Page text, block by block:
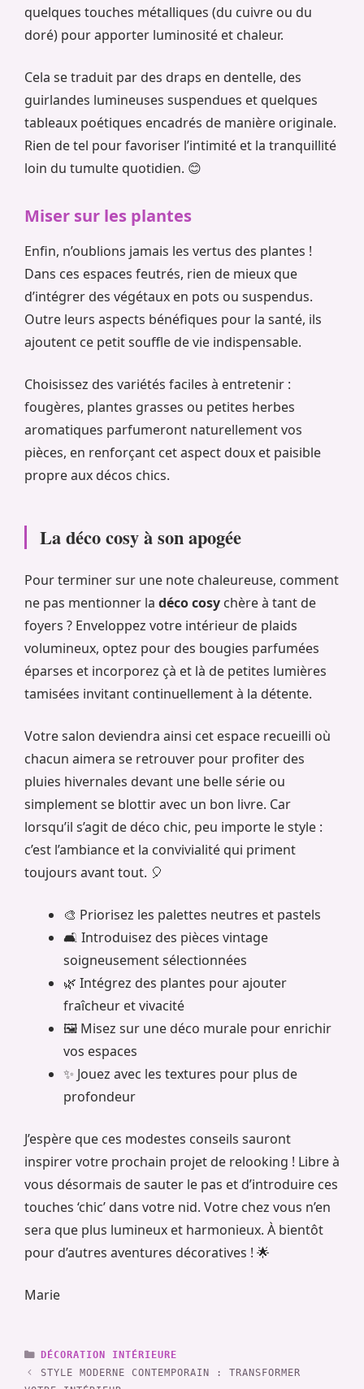
quelques touches métalliques (du cuivre ou du
doré) pour apporter luminosité et chaleur.
Cela se traduit par des draps en dentelle, des
guirlandes lumineuses suspendues et quelques
tableaux poétiques encadrés de manière originale.
Rien de tel pour favoriser l’intimité et la tranquillité
loin du tumulte quotidien. 😊
Miser sur les plantes
Enfin, n’oublions jamais les vertus des plantes !
Dans ces espaces feutrés, rien de mieux que
d’intégrer des végétaux en pots ou suspendus.
Outre leurs aspects bénéfiques pour la santé, ils
ajoutent ce petit souffle de vie indispensable.
Choisissez des variétés faciles à entretenir :
fougères, plantes grasses ou petites herbes
aromatiques parfumeront naturellement vos
pièces, en renforçant cet aspect doux et paisible
propre aux décos chics.
La déco cosy à son apogée
Pour terminer sur une note chaleureuse, comment
ne pas mentionner la déco cosy chère à tant de
foyers ? Enveloppez votre intérieur de plaids
volumineux, optez pour des bougies parfumées
éparses et incorporez çà et là de petites lumières
tamisées invitant continuellement à la détente.
Votre salon deviendra ainsi cet espace recueilli où
chacun aimera se retrouver pour profiter des
pluies hivernales devant une belle série ou
simplement se blottir avec un bon livre. Car
lorsqu’il s’agit de déco chic, peu importe le style :
c’est l’ambiance et la convivialité qui priment
toujours avant tout. 🎈
🎨 Priorisez les palettes neutres et pastels
🛋️ Introduisez des pièces vintage
soigneusement sélectionnées
🌿 Intégrez des plantes pour ajouter
fraîcheur et vivacité
🖼️ Misez sur une déco murale pour enrichir
vos espaces
✨ Jouez avec les textures pour plus de
profondeur
J’espère que ces modestes conseils sauront
inspirer votre prochain projet de relooking ! Libre à
vous désormais de sauter le pas et d’introduire ces
touches ‘chic’ dans votre nid. Votre chez vous n’en
sera que plus lumineux et harmonieux. À bientôt
pour d’autres aventures décoratives ! 🌟
Marie
CATÉGORIES
DÉCORATION INTÉRIEURE
STYLE MODERNE CONTEMPORAIN : TRANSFORMER